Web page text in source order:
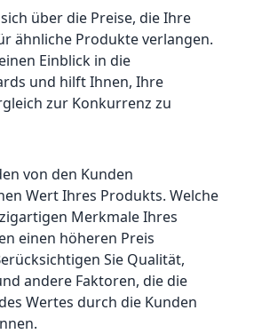
über die Preise, die Ihre
ähnliche Produkte verlangen.
Einblick in die
und hilft Ihnen, Ihre
zur Konkurrenz zu
von den Kunden
Wert Ihres Produkts. Welche
Merkmale Ihres
einen höheren Preis
Sie Qualität,
andere Faktoren, die die
Wertes durch die Kunden